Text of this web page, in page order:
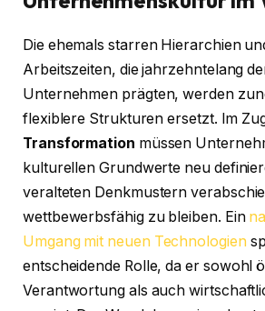
Die ehemals starren Hierarchien
Arbeitszeiten, die jahrzehntelang
Unternehmen prägten, werden
flexiblere Strukturen ersetzt. Im
Transformation müssen
kulturellen Grundwerte neu
veralteten Denkmustern
wettbewerbsfähig zu bleiben. Ein
Umgang mit neuen Technologien
entscheidende Rolle, da er sowohl
Verantwortung als auch